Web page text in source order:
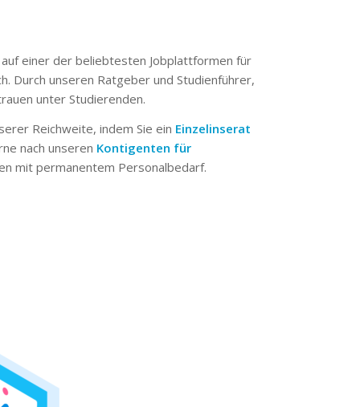
einer der beliebtesten Jobplattformen für
Durch unseren Ratgeber und Studienführer,
unter Studierenden.
Reichweite, indem Sie ein Einzelinserat
nach unseren Kontigenten für
mit permanentem Personalbedarf.